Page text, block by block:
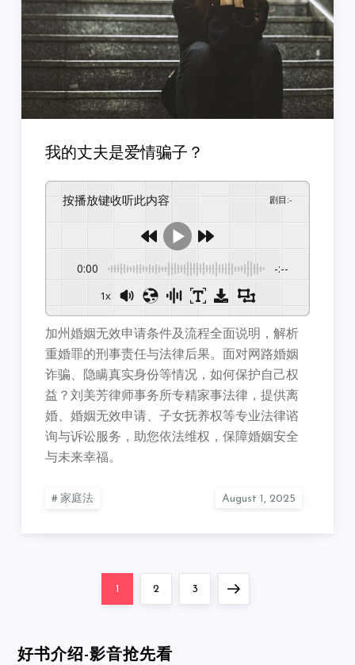
我的丈夫是爱情骗子？
按播放键收听此内容 剧目 :-
0:00 -:--
1x
加州婚姻无效申请条件及流程全面说明，解析
重婚罪的刑事责任与法律后果。面对网路婚姻
诈骗、隐瞒真实身份等情况，如何保护自己权
益？刘美芳律师事务所专精家事法律，提供离
婚、婚姻无效申请、子女抚养权等专业法律谘
询与诉讼服务，助您依法维权，保障婚姻安全
与未来幸福。
家庭法
Page
1 Page
2 Page
3 Next
好书介绍-影音抢先看